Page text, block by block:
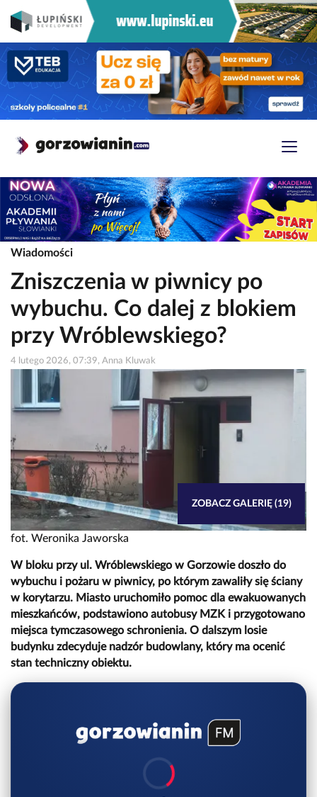
Wiadomości
Zniszczenia w piwnicy po
wybuchu. Co dalej z blokiem
przy Wróblewskiego?
4 lutego 2026, 07:39, Anna Kluwak
fot. Weronika Jaworska
ZOBACZ GALERIĘ (19)
W bloku przy ul. Wróblewskiego w Gorzowie doszło do
wybuchu i pożaru w piwnicy, po którym zawaliły się ściany
w korytarzu. Miasto uruchomiło pomoc dla ewakuowanych
mieszkańców, podstawiono autobusy MZK i przygotowano
miejsca tymczasowego schronienia. O dalszym losie
budynku zdecyduje nadzór budowlany, który ma ocenić
stan techniczny obiektu.